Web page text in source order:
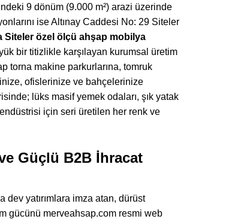
9 dönüm (9.000 m²) arazi üzerinde
ise Altınay Caddesi No: 29 Siteler
Siteler özel ölçü ahşap mobilya
bir titizlikle karşılayan kurumsal üretim
torna makine parkurlarına, tomruk
ofislerinize ve bahçelerinize
lüks masif yemek odaları, şık yatak
için seri üretilen her renk ve
Güçlü B2B İhracat
yatırımlara imza atan, dürüst
gücünü merveahsap.com resmi web